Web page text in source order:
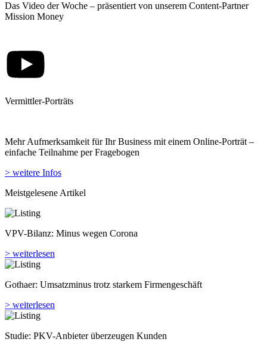
Das Video der Woche – präsentiert von unserem Content-Partner
Mission Money
Vermittler-Porträts
Mehr Aufmerksamkeit für Ihr Business mit einem Online-Porträt –
einfache Teilnahme per Fragebogen
> weitere Infos
Meistgelesene Artikel
VPV-Bilanz: Minus wegen Corona
> weiterlesen
Gothaer: Umsatzminus trotz starkem Firmengeschäft
> weiterlesen
Studie: PKV-Anbieter überzeugen Kunden